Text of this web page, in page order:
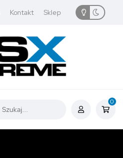
Kontakt Sklep
0